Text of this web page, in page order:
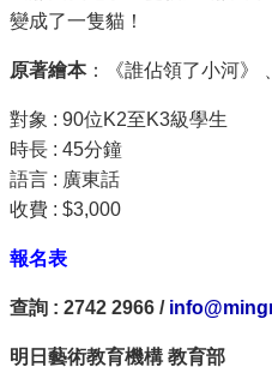
變成了一隻貓！
原著繪本： 《誰佔領了小河》﹑
對象 : 90位K2至K3級學生
時長 : 45分鐘
語言 : 廣東話
收費 : $3,000
報名表
查詢 : 2742 2966 /
明日藝術教育機構 教育部